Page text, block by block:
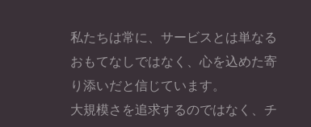
私たちは常に、サービスとは単なる
おもてなしではなく、心を込めた寄
り添いだと信じています。
大規模さを追求するのではなく、チ